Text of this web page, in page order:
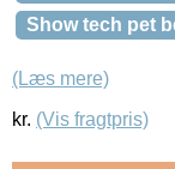
Show tech pet
(Læs mere)
kr. (Vis fragtpris)